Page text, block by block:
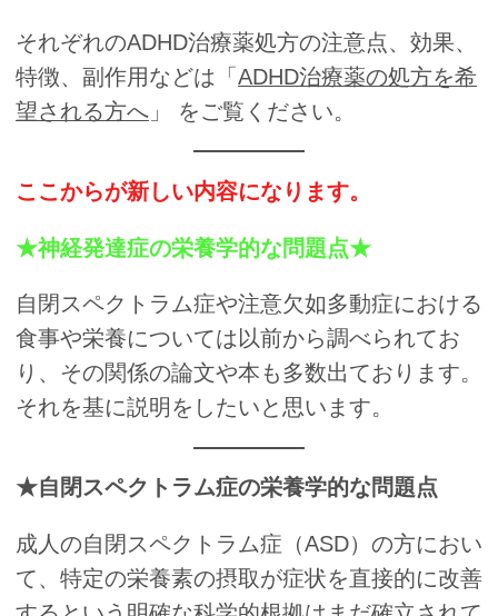
それぞれのADHD治療薬処方の注意点、効果、
特徴、副作用などは「 ADHD治療薬の処方を希
望される方へ 」 をご覧ください。
ここからが新しい内容になります。
★神経発達症の栄養学的な問題点★
自閉スペクトラム症や注意欠如多動症における
食事や栄養については以前から調べられてお
り、その関係の論文や本も多数出ております。
それを基に説明をしたいと思います。
★自閉スペクトラム症の栄養学的な問題点
成人の自閉スペクトラム症（ASD）の方におい
て、特定の栄養素の摂取が症状を直接的に改善